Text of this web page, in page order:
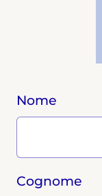
Nome
Cognome